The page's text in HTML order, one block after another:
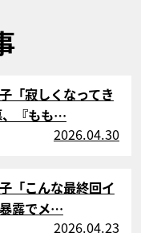
「寂しくなってき
、『もも…
2026.04.30
「こんな最終回イ
露でメ…
2026.04.23